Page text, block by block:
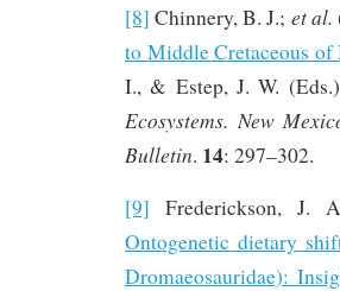
[8] Chinnery, B. J.; et al.
to Middle Cretaceous
I., & Estep, J. W.
Ecosystems. New
Bulletin. 14: 297–302.
[9] Frederickson,
Ontogenetic dietary
Dromaeosauridae):